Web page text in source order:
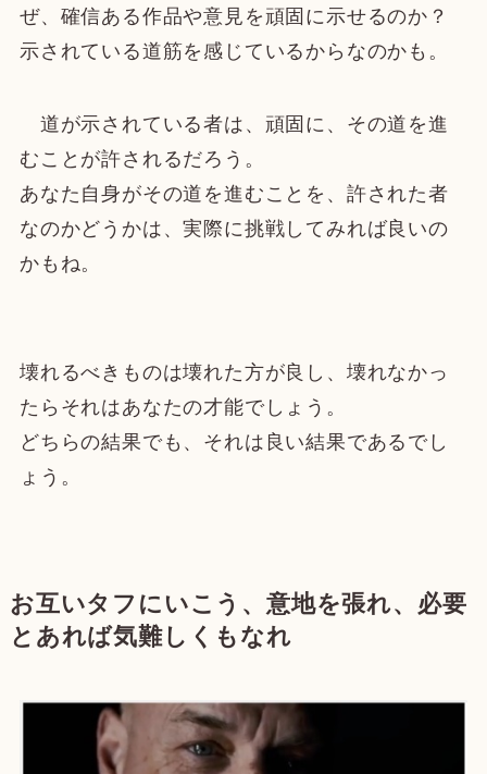
ぜ、確信ある作品や意見を頑固に示せるのか？
示されている道筋を感じているからなのかも。
道が示されている者は、頑固に、その道を進
むことが許されるだろう。
あなた自身がその道を進むことを、許された者
なのかどうかは、実際に挑戦してみれば良いの
かもね。
壊れるべきものは壊れた方が良し、壊れなかっ
たらそれはあなたの才能でしょう。
どちらの結果でも、それは良い結果であるでし
ょう。
お互いタフにいこう、意地を張れ、必要
とあれば気難しくもなれ